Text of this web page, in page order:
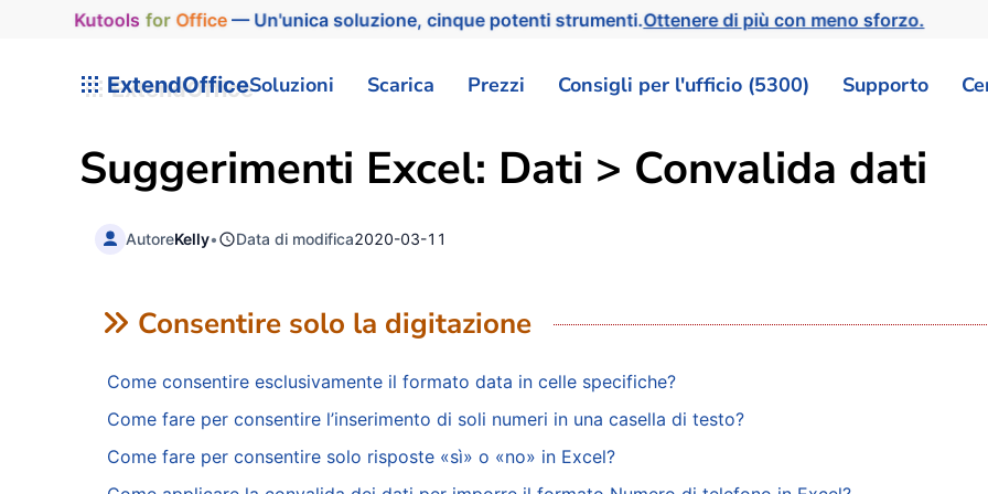
Kutools for Office— Un'unica soluzione, cinque potenti strumenti.Ottenere di più con meno sforzo.
ExtendOfficeSoluzioni Scarica Prezzi Consigli per l'ufficio (5300) Supporto
Suggerimenti Excel: Dati > Convalida dati
AutoreKelly• Data di modifica2020-03-11
Consentire solo la digitazione
Come consentire esclusivamente il formato data in celle specifiche?
Come fare per consentire l’inserimento di soli numeri in una casella di testo?
Come fare per consentire solo risposte «sì» o «no» in Excel?